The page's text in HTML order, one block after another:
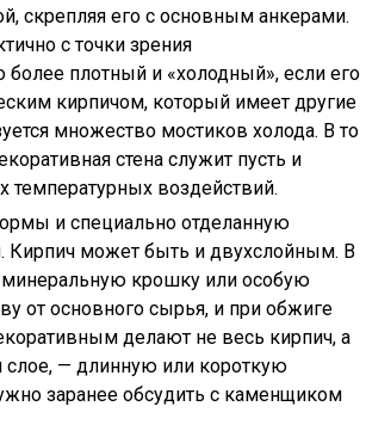
скрепляя его с основным анкерами.
с точки зрения
плотный и «холодный», если его
кирпичом, который имеет другие
множество мостиков холода. В то
стена служит пусть и
воздействий.
и специально отделанную
Кирпич может быть и двухслойным. В
минеральную крошку или особую
от основного сырья, и при обжиге
делают не весь кирпич, а
— длинную или короткую
заранее обсудить с каменщиком